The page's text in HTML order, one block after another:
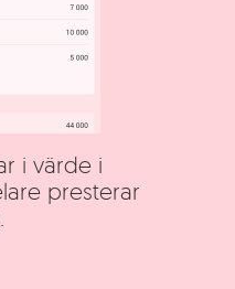
i värde i
presterar